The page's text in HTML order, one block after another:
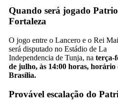
Quando será jogado
Fortaleza
O jogo entre o Lancero e o Rei
será disputado no Estádio de La
Independencia de Tunja, na terça-
de julho, às 14:00 horas, horário
Brasília.
Provável escalação do